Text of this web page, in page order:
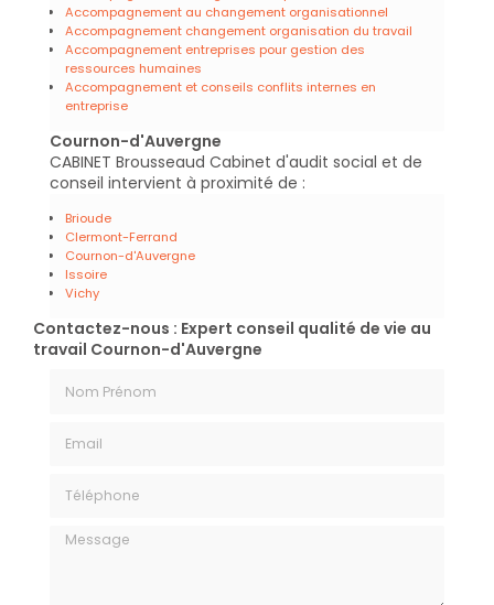
Accompagnement au changement organisationnel
Accompagnement changement organisation du travail
Accompagnement entreprises pour gestion des
ressources humaines
Accompagnement et conseils conflits internes en
entreprise
Cournon-d'Auvergne
CABINET Brousseaud Cabinet d'audit social et de
conseil intervient à proximité de :
Brioude
Clermont-Ferrand
Cournon-d'Auvergne
Issoire
Vichy
Contactez-nous : Expert conseil qualité de vie au
travail Cournon-d'Auvergne
Message